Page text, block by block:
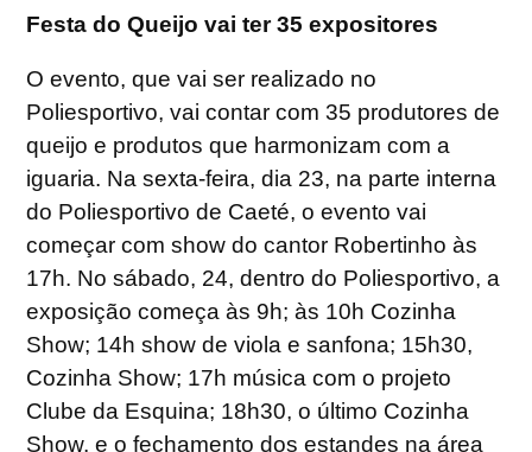
Festa do Queijo vai ter 35 expositores
O evento, que vai ser realizado no
Poliesportivo, vai contar com 35 produtores de
queijo e produtos que harmonizam com a
iguaria. Na sexta-feira, dia 23, na parte interna
do Poliesportivo de Caeté, o evento vai
começar com show do cantor Robertinho às
17h. No sábado, 24, dentro do Poliesportivo, a
exposição começa às 9h; às 10h Cozinha
Show; 14h show de viola e sanfona; 15h30,
Cozinha Show; 17h música com o projeto
Clube da Esquina; 18h30, o último Cozinha
Show, e o fechamento dos estandes na área